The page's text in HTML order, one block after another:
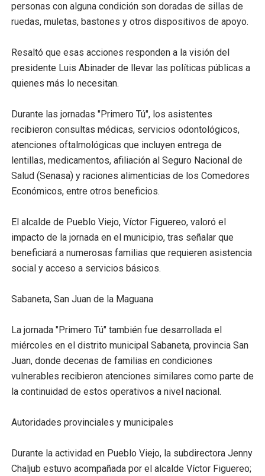
personas con alguna condición son doradas de sillas de
ruedas, muletas, bastones y otros dispositivos de apoyo.
Resaltó que esas acciones responden a la visión del
presidente Luis Abinader de llevar las políticas públicas a
quienes más lo necesitan.
Durante las jornadas "Primero Tú", los asistentes
recibieron consultas médicas, servicios odontológicos,
atenciones oftalmológicas que incluyen entrega de
lentillas, medicamentos, afiliación al Seguro Nacional de
Salud (Senasa) y raciones alimenticias de los Comedores
Económicos, entre otros beneficios.
El alcalde de Pueblo Viejo, Víctor Figuereo, valoró el
impacto de la jornada en el municipio, tras señalar que
beneficiará a numerosas familias que requieren asistencia
social y acceso a servicios básicos.
Sabaneta, San Juan de la Maguana
La jornada "Primero Tú" también fue desarrollada el
miércoles en el distrito municipal Sabaneta, provincia San
Juan, donde decenas de familias en condiciones
vulnerables recibieron atenciones similares como parte de
la continuidad de estos operativos a nivel nacional.
Autoridades provinciales y municipales
Durante la actividad en Pueblo Viejo, la subdirectora Jenny
Chaljub estuvo acompañada por el alcalde Víctor Figuereo;